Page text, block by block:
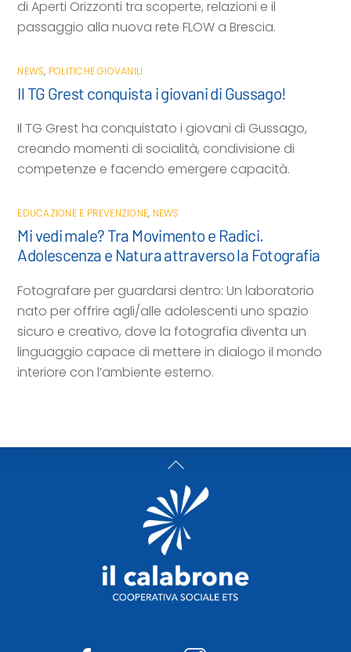
di Aperti Orizzonti tra scoperte, relazioni e il
passaggio alla nuova rete FLOW a Brescia.
NEWS, POLITICHE GIOVANILI
Il TG Grest conquista i giovani di Gussago!
Il TG Grest ha conquistato i giovani di Gussago,
creando momenti di socialità, condivisione di
competenze e facendo emergere capacità.
EDUCAZIONE E PREVENZIONE, NEWS
Mi vedi male? Tra Movimento e Radici.
Adolescenza e Natura attraverso la Fotografia
Fotografare per guardarsi dentro: Un laboratorio
nato per offrire agli/alle adolescenti uno spazio
sicuro e creativo, dove la fotografia diventa un
linguaggio capace di mettere in dialogo il mondo
interiore con l’ambiente esterno.
Back
To
Top